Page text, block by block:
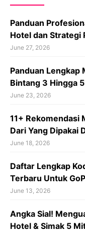
Panduan
Hotel dan Strategi
June 27, 2026
Panduan Lengkap
Bintang 3 Hingga
June 23, 2026
11+ Rekomendasi
Dari Yang Dipakai
June 18, 2026
Daftar Lengkap
Terbaru Untuk
June 13, 2026
Angka Sial!
Hotel & Simak 5